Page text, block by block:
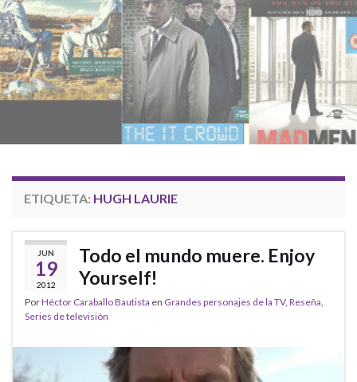
ETIQUETA: HUGH LAURIE
JUN
19
2012
Todo el mundo muere. Enjoy
Yourself!
PorHéctor Caraballo Bautista en Grandes personajes de la TV, Reseña
Series de televisión